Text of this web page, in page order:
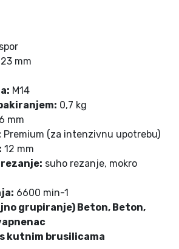
mm
M14
0,7 kg
mm
Premium (za intenzivnu upotrebu)
12 mm
suho rezanje, mokro
6600 min-1
grupiranje) Beton, Beton,
kutnim brusilicama